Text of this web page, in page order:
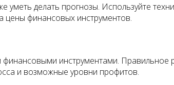
делать прогнозы. Используйте
цены финансовых инструментов.
инструментами. Правильное
и возможные уровни профитов.